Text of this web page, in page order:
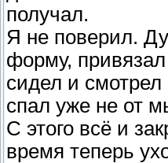
получал.
Я не поверил.
форму,
сидел и
спал уже не от
С этого всё и
время теперь